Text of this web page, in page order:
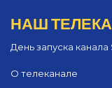
НАШ
День запуска
О телеканале